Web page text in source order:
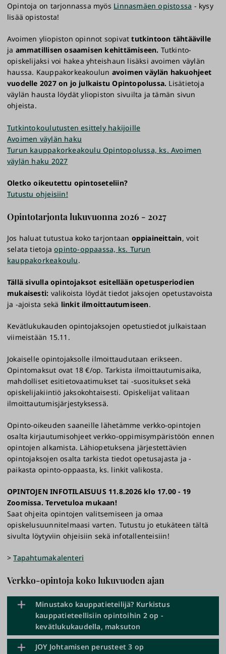
Opintoja on tarjonnassa myös Linnasmäen opistossa - kysy
lisää opistosta!
Avoimen yliopiston opinnot sopivattutkintoon tähtääville
ja ammatillisen osaamisen kehittämiseen. Tutkinto-
opiskelijaksi voi hakea yhteishaun lisäksi avoimen väylän
haussa. Kauppakorkeakoulun avoimen väylän hakuohjeet
vuodelle 2027 on jo julkaistu Opintopolussa. Lisätietoja
väylän hausta löydät yliopiston sivuilta ja tämän sivun
ohjeista.
Tutkintokoulutusten esittely hakijoille
Avoimen väylän haku
Turun kauppakorkeakoulu Opintopolussa, ks. Avoimen
väylän haku 2027
Oletko oikeutettu opintoseteliin?
Tutustu ohjeisiin!
Opintotarjonta lukuvuonna 2026 - 2027
Jos haluat tutustua koko tarjontaan oppiaineittain, voit
selata tietojaopinto-oppaassa, ks. Turun
kauppakorkeakoulu.
Tällä sivulla opintojaksot esitellään opetusperiodien
mukaisesti: valikoista löydät tiedot jaksojen opetustavoista
ja -ajoista sekä linkit ilmoittautumiseen.
Kevätlukukauden opintojaksojen opetustiedot julkaistaan
viimeistään 15.11.
Jokaiselle opintojaksolle ilmoittaudutaan erikseen.
Opintomaksut ovat 18 €/op. Tarkista ilmoittautumisaika,
mahdolliset esitietovaatimukset tai -suositukset sekä
opiskelijakiintiö jaksokohtaisesti. Opiskelijat valitaan
ilmoittautumisjärjestyksessä.
Opinto-oikeuden saaneille lähetämme verkko-opintojen
osalta kirjautumisohjeet verkko-oppimisympäristöön ennen
opintojen alkamista. Lähiopetuksena järjestettävien
opintojaksojen osalta tarkista tiedot opetusajasta ja -
paikasta opinto-oppaasta, ks. linkit valikosta.
OPINTOJEN INFOTILAISUUS 11.8.2026 klo 17.00 - 19
Zoomissa. Tervetuloa mukaan!
Saat ohjeita opintojen valitsemiseen ja omaa
opiskelusuunnitelmaasi varten. Tutustu jo etukäteen tältä
sivulta löytyviin ohjeisiin sekä infotallenteisiin!
>Tapahtumakalenteri
Verkko-opintoja koko lukuvuoden ajan
Minustako kauppatieteilijä? Kurkistus
kauppatieteellisiin opintoihin 2 op -
kevätlukukaudella, maksuton
JOY Johtamisen perusteet 3 op